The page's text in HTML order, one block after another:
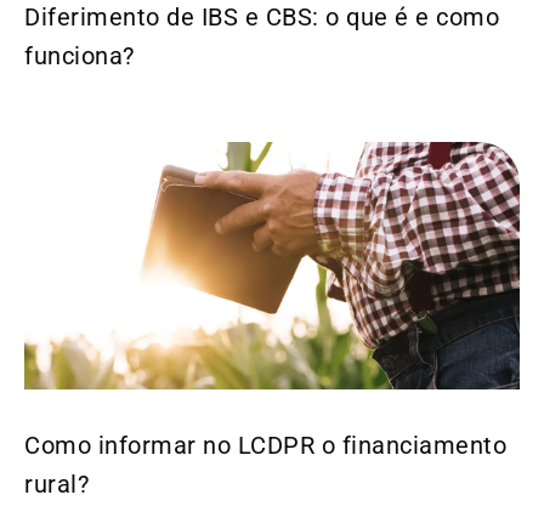
Diferimento de IBS e CBS: o que é e como
funciona?
Como informar no LCDPR o financiamento
rural?